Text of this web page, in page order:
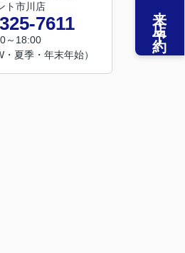
ト市川店
7611
～18:00
・夏季・年末年始）
来店予約